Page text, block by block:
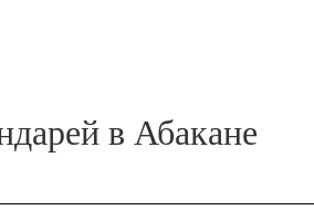
в Абакане